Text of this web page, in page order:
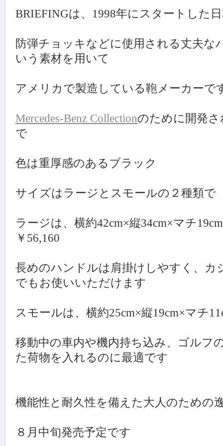
BRIEFINGは、1998年にスタートした
防弾チョッキなどに使用される丈夫
いう素材を用いて
アメリカで製造している鞄メーカーで
Mercedes-Benz Collectionのために開発
で
色は重厚感のあるブラック
サイズはラージとスモールの２種類で
ラージは、横約42cm×縦34cm×マチ
￥56,160
⾧めのハンドルは肩掛けしやすく、
でもお使いいただけます
スモールは、横約25cm×縦19cm×マチ
移動中の車内や機内持ち込み、ゴルフ
た荷物を入れるのに最適です
機能性と耐久性を備えた大人のための
８月中旬発売予定です